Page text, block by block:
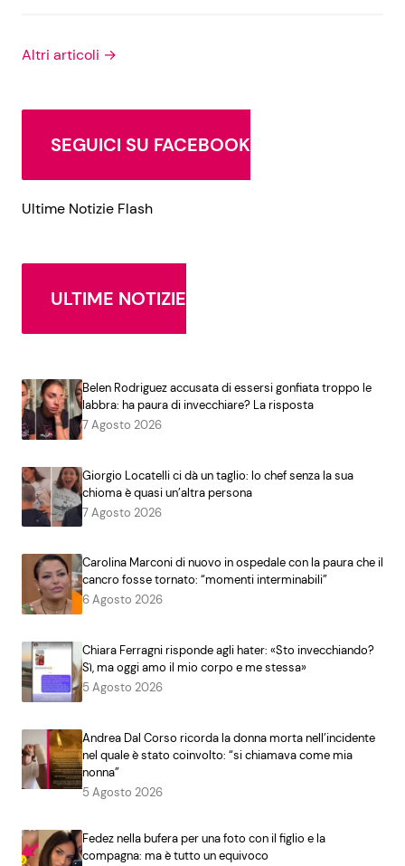
Altri articoli →
SEGUICI SU FACEBOOK
Ultime Notizie Flash
ULTIME NOTIZIE
Belen Rodriguez accusata di essersi gonfiata troppo le
labbra: ha paura di invecchiare? La risposta
7 Agosto 2026
Giorgio Locatelli ci dà un taglio: lo chef senza la sua
chioma è quasi un’altra persona
7 Agosto 2026
Carolina Marconi di nuovo in ospedale con la paura che il
cancro fosse tornato: “momenti interminabili”
6 Agosto 2026
Chiara Ferragni risponde agli hater: «Sto invecchiando?
Sì, ma oggi amo il mio corpo e me stessa»
5 Agosto 2026
Andrea Dal Corso ricorda la donna morta nell’incidente
nel quale è stato coinvolto: “si chiamava come mia
nonna”
5 Agosto 2026
Fedez nella bufera per una foto con il figlio e la
compagna: ma è tutto un equivoco